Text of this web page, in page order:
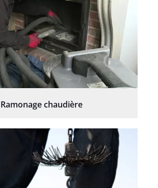
Ramonage chaudière